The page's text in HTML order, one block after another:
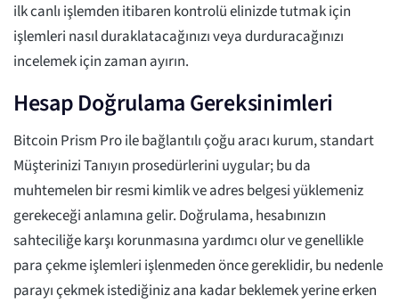
ilk canlı işlemden itibaren kontrolü elinizde tutmak için
işlemleri nasıl duraklatacağınızı veya durduracağınızı
incelemek için zaman ayırın.
Hesap Doğrulama Gereksinimleri
Bitcoin Prism Pro ile bağlantılı çoğu aracı kurum, standart
Müşterinizi Tanıyın prosedürlerini uygular; bu da
muhtemelen bir resmi kimlik ve adres belgesi yüklemeniz
gerekeceği anlamına gelir. Doğrulama, hesabınızın
sahteciliğe karşı korunmasına yardımcı olur ve genellikle
para çekme işlemleri işlenmeden önce gereklidir, bu nedenle
parayı çekmek istediğiniz ana kadar beklemek yerine erken